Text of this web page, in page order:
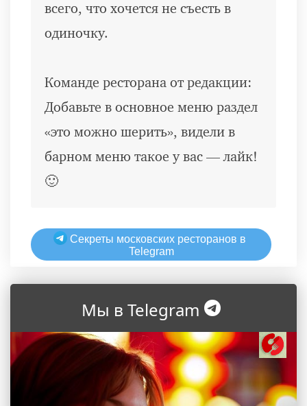
всего, что хочется не съесть в
одиночку.
Команде ресторана от редакции:
Добавьте в основное меню раздел
«это можно шерить», видели в
барном меню такое у вас — лайк!
🙂
Секреты московских ресторанов в
Telegram
Мы в Telegram